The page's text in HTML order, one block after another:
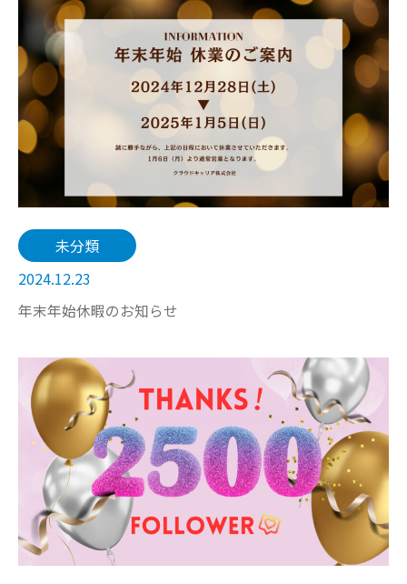
未分類
2024.12.23
年末年始休暇のお知らせ